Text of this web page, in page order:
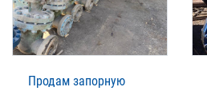
Продам запорную